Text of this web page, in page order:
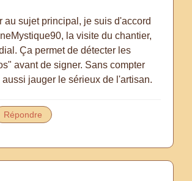
au sujet principal, je suis d'accord
la visite du chantier,
Ça permet de détecter les
avant de signer. Sans compter
jauger le sérieux de l'artisan.
Répondre